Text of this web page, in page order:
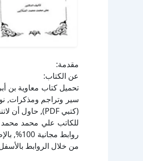
مقدمة:
عن الكتاب:
للكاتب علي محمد محمد
روابط
من خلال الروابط